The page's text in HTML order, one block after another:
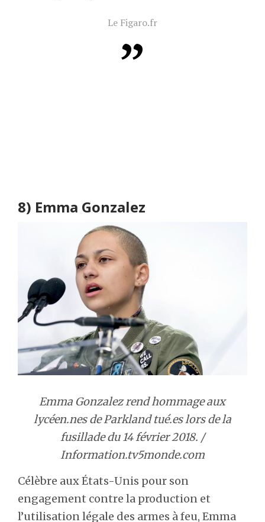
Le Figaro.fr
8) Emma Gonzalez
Emma Gonzalez rend hommage aux
lycéen.nes de Parkland tué.es lors de la
fusillade du 14 février 2018. /
Information.tv5monde.com
Célèbre aux États-Unis pour son
engagement contre la production et
l’utilisation légale des armes à feu, Emma